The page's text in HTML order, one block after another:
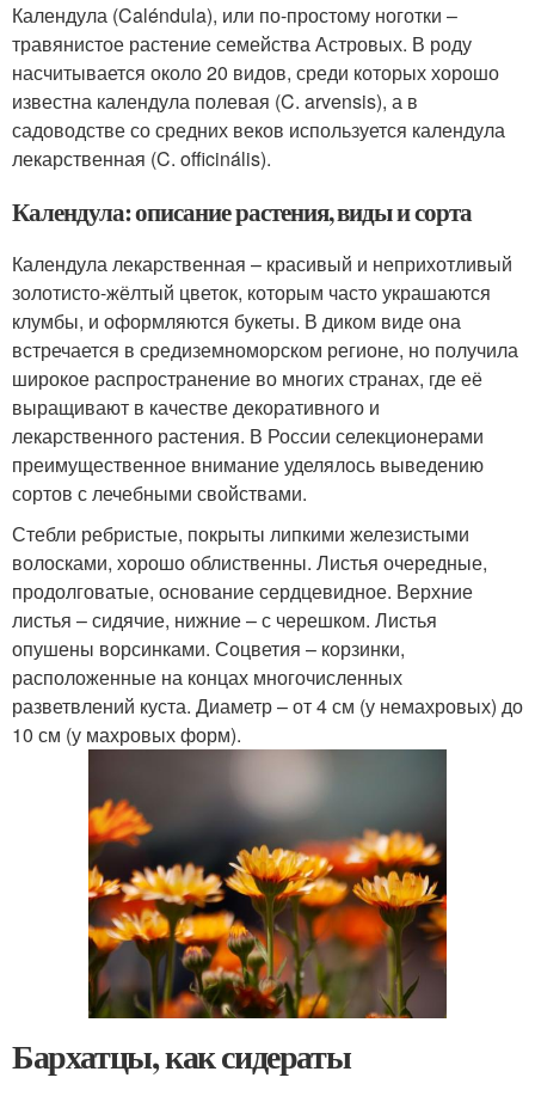
Календула (Caléndula), или по-простому ноготки –
травянистое растение семейства Астровых. В роду
насчитывается около 20 видов, среди которых хорошо
известна календула полевая (C. arvensis), а в
садоводстве со средних веков используется календула
лекарственная (C. officinális).
Календула: описание растения, виды и сорта
Календула лекарственная – красивый и неприхотливый
золотисто-жёлтый цветок, которым часто украшаются
клумбы, и оформляются букеты. В диком виде она
встречается в средиземноморском регионе, но получила
широкое распространение во многих странах, где её
выращивают в качестве декоративного и
лекарственного растения. В России селекционерами
преимущественное внимание уделялось выведению
сортов с лечебными свойствами.
Стебли ребристые, покрыты липкими железистыми
волосками, хорошо облиственны. Листья очередные,
продолговатые, основание сердцевидное. Верхние
листья – сидячие, нижние – с черешком. Листья
опушены ворсинками. Соцветия – корзинки,
расположенные на концах многочисленных
разветвлений куста. Диаметр – от 4 см (у немахровых) до
10 см (у махровых форм).
Бархатцы, как сидераты